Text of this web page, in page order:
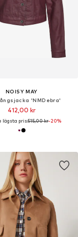
NOISY MAY
'NMDebra'
412,00 kr
lägsta pris:515,00 kr-20%